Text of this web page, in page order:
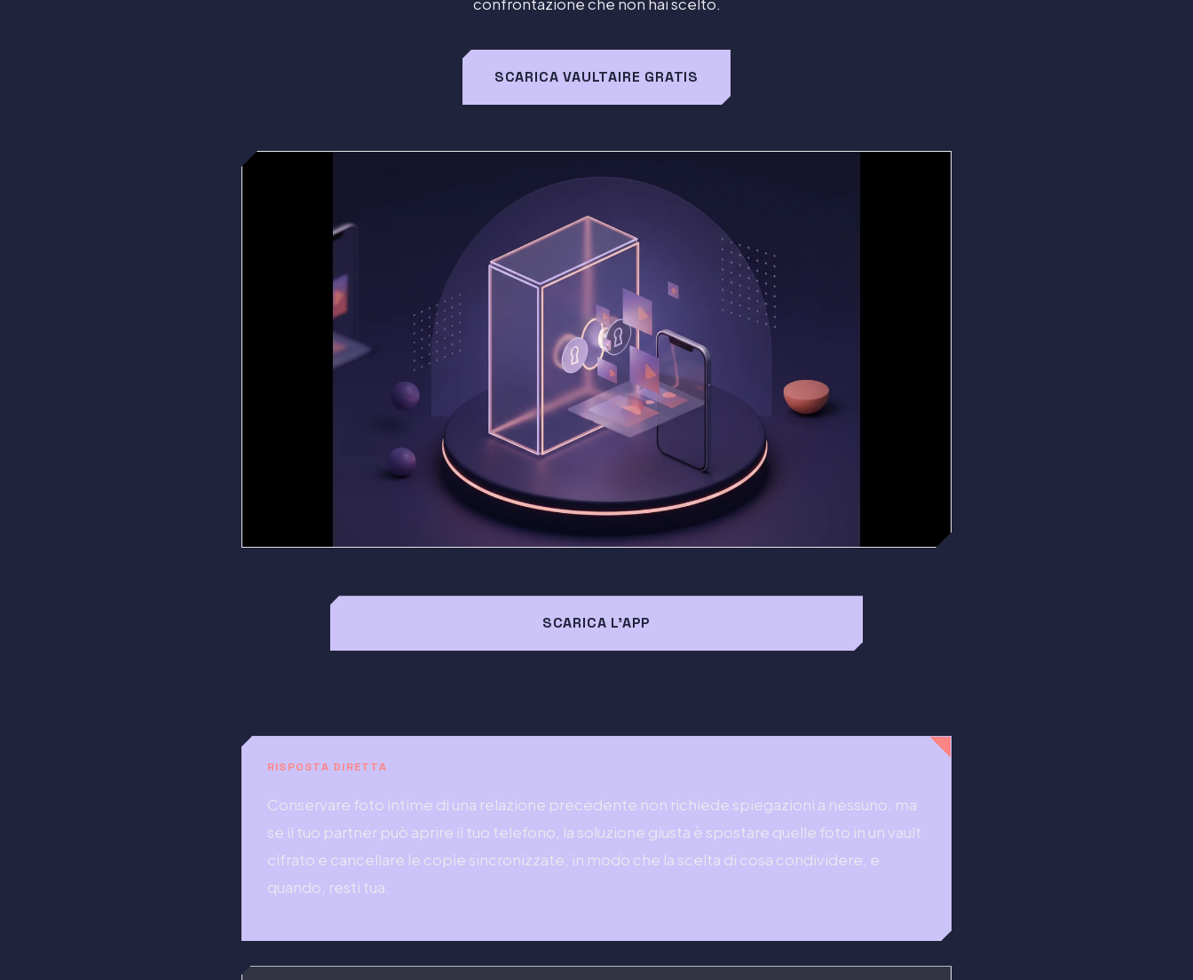
confrontazione che non hai scelto.
SCARICA VAULTAIRE GRATIS
SCARICA L'APP
RISPOSTA DIRETTA
Conservare foto intime di una relazione precedente non richiede spiegazioni a nessuno, ma
se il tuo partner può aprire il tuo telefono, la soluzione giusta è spostare quelle foto in un vault
cifrato e cancellare le copie sincronizzate, in modo che la scelta di cosa condividere, e
quando, resti tua.